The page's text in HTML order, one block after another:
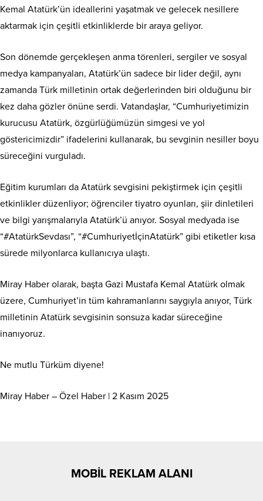
Kemal Atatürk’ün ideallerini yaşatmak ve gelecek nesillere
aktarmak için çeşitli etkinliklerde bir araya geliyor.
Son dönemde gerçekleşen anma törenleri, sergiler ve sosyal
medya kampanyaları, Atatürk’ün sadece bir lider değil, aynı
zamanda Türk milletinin ortak değerlerinden biri olduğunu bir
kez daha gözler önüne serdi. Vatandaşlar, “Cumhuriyetimizin
kurucusu Atatürk, özgürlüğümüzün simgesi ve yol
göstericimizdir” ifadelerini kullanarak, bu sevginin nesiller boyu
süreceğini vurguladı.
Eğitim kurumları da Atatürk sevgisini pekiştirmek için çeşitli
etkinlikler düzenliyor; öğrenciler tiyatro oyunları, şiir dinletileri
ve bilgi yarışmalarıyla Atatürk’ü anıyor. Sosyal medyada ise
“#AtatürkSevdası”, “#CumhuriyetİçinAtatürk” gibi etiketler kısa
sürede milyonlarca kullanıcıya ulaştı.
Miray Haber olarak, başta Gazi Mustafa Kemal Atatürk olmak
üzere, Cumhuriyet’in tüm kahramanlarını saygıyla anıyor, Türk
milletinin Atatürk sevgisinin sonsuza kadar süreceğine
inanıyoruz.
Ne mutlu Türküm diyene!
Miray Haber – Özel Haber | 2 Kasım 2025
MOBİL REKLAM ALANI